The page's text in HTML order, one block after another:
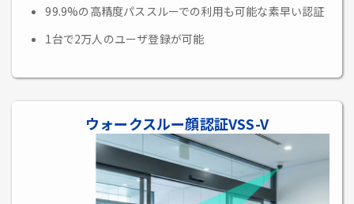
99.9%の高精度パススルーでの利用も可能な素早い認証
1台で2万人のユーザ登録が可能
ウォークスルー顔認証VSS-V